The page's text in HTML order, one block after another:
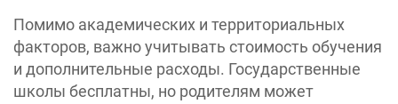
Помимо академических и территориальных
факторов, важно учитывать стоимость обучения
и дополнительные расходы. Государственные
школы бесплатны, но родителям может